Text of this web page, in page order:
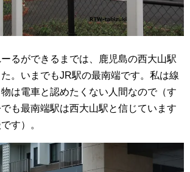
るができるまでは、鹿児島の西大山駅
。いまでもJR駅の最南端です。私は線
は電車と認めたくない人間なので（す
も最南端駅は西大山駅と信じています
す）。